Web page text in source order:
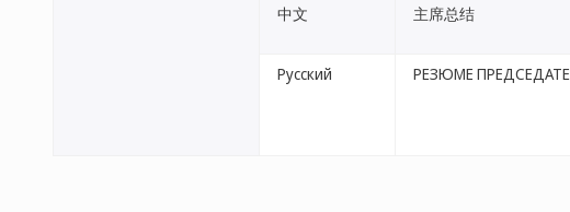
中文 主席总结
Русский РЕЗЮМЕ